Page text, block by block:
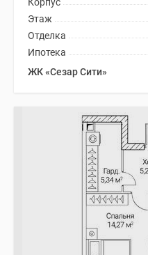
Этаж
Отделка
Ипотека
ЖК «Сезар Сити»